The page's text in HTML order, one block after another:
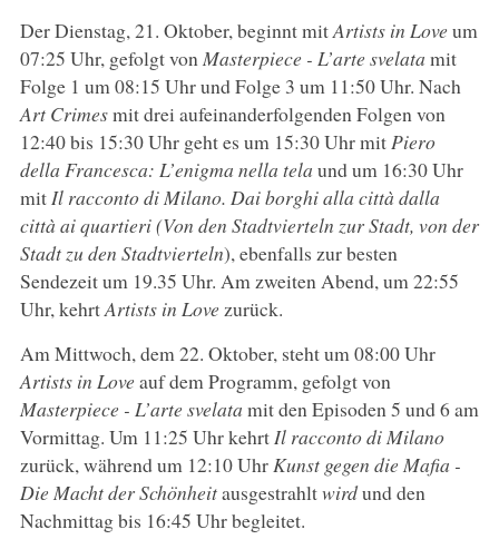
Der Dienstag, 21. Oktober, beginnt mitArtists in Loveum
07:25 Uhr, gefolgt von Masterpiece - L’arte svelata mit
Folge 1 um 08:15 Uhr und Folge 3 um 11:50 Uhr. Nach
Art Crimesmit drei aufeinanderfolgenden Folgen von
12:40 bis 15:30 Uhr geht es um 15:30 Uhr mit Piero
della Francesca: L’enigma nella tela und um 16:30 Uhr
mit Il racconto di Milano. Dai borghi alla città dalla
città ai quartieri (Von den Stadtvierteln zur Stadt, von der
Stadt zu den Stadtvierteln), ebenfalls zur besten
Sendezeit um 19.35 Uhr. Am zweiten Abend, um 22:55
Uhr, kehrtArtists in Lovezurück.
Am Mittwoch, dem 22. Oktober, steht um 08:00 Uhr
Artists in Loveauf dem Programm, gefolgt von
Masterpiece - L’arte svelata mit den Episoden 5 und 6 am
Vormittag. Um 11:25 Uhr kehrt Il racconto di Milano
zurück, während um 12:10 Uhr Kunst gegen die Mafia -
Die Macht der Schönheitausgestrahltwirdund den
Nachmittag bis 16:45 Uhr begleitet.